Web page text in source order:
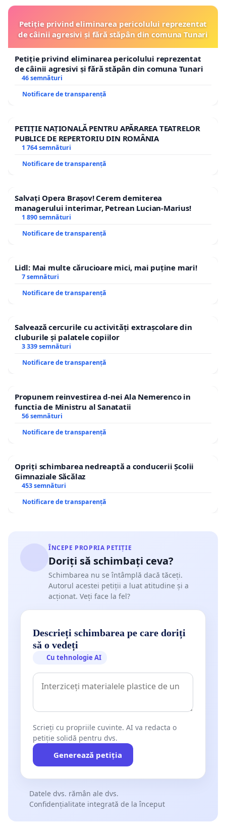
Petiție privind eliminarea pericolului reprezentat
de câinii agresivi și fără stăpân din comuna Tunari
Petiție privind eliminarea pericolului reprezentat
de câinii agresivi și fără stăpân din comuna Tunari
46 semnături
Notificare de transparență
PETIȚIE NAȚIONALĂ PENTRU APĂRAREA TEATRELOR
PUBLICE DE REPERTORIU DIN ROMÂNIA
1 764 semnături
Notificare de transparență
Salvați Opera Brașov! Cerem demiterea
managerului interimar, Petrean Lucian-Marius!
1 890 semnături
Notificare de transparență
Lidl: Mai multe cărucioare mici, mai puține mari!
7 semnături
Notificare de transparență
Salvează cercurile cu activități extrașcolare din
cluburile și palatele copiilor
3 339 semnături
Notificare de transparență
Propunem reinvestirea d-nei Ala Nemerenco in
functia de Ministru al Sanatatii
56 semnături
Notificare de transparență
Opriți schimbarea nedreaptă a conducerii Școlii
Gimnaziale Săcălaz
453 semnături
Notificare de transparență
ÎNCEPE PROPRIA PETIȚIE
Doriți să schimbați ceva?
Schimbarea nu se întâmplă dacă tăceți.
Autorul acestei petiții a luat atitudine și a
acționat. Veți face la fel?
Descrieți schimbarea pe care doriți
să o vedeți
Cu tehnologie AI
Scrieți cu propriile cuvinte. AI va redacta o
petiție solidă pentru dvs.
Generează petiția
Datele dvs. rămân ale dvs.
Confidențialitate integrată de la început